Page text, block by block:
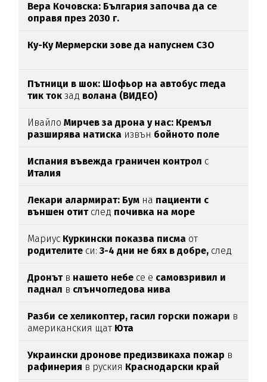
Вера Кочовска: България започва да се
оправя през 2030 г.
Ку-Ку Мермерски зове да напуснем СЗО
Пътници в шок: Шофьор на автобус гледа
тик ток зад волана (ВИДЕО)
ИвайлоМирчев за дрона у нас: Кремъл
разширява натиска извън бойното поле
Испания въвежда граничен контрол с
Италия
Лекари алармират: Бум на пациенти с
външен отитслед почивка на море
Мариус Куркински показва писма от
родителите си:3-4 дни не бях в добре, след
Дронътв нашето небе се е самовзривил и
паднал в слънчогледова нива
Разби се хеликоптер, гасил горски пожари в
американския щат Юта
Украински дронове предизвикаха пожар в
рафинерия в руския Краснодарски край